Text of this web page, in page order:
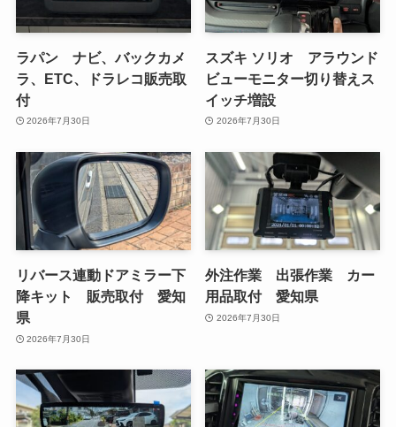
ラパン ナビ、バックカメ
ラ、ETC、ドラレコ販売取
付
2026年7月30日
スズキ ソリオ アラウンド
ビューモニター切り替えス
イッチ増設
2026年7月30日
リバース連動ドアミラー下
降キット 販売取付 愛知
県
2026年7月30日
外注作業 出張作業 カー
用品取付 愛知県
2026年7月30日